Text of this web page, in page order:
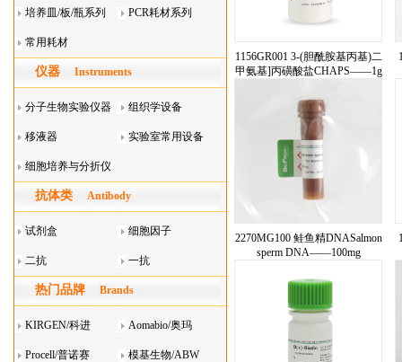
培养皿/板/瓶系列 PCR耗材系列
常用耗材
仪器 Instruments
分子生物实验仪器 组织学设备
移液器 实验室常用设备
细胞培养与分折仪
器叠
抗体类 Antibody
试剂盒 细胞因子
二抗 一抗
热门品牌 Brands
KIRGEN/科进 Aomabio/奥玛
Procell/普诺赛 模基生物/ABW
1156GR001 3-(胆酰胺基丙基)二
甲氨基]丙磺酸盐CHAPS——1g
2270MG100 鲑鱼精DNASalmon
sperm DNA——100mg